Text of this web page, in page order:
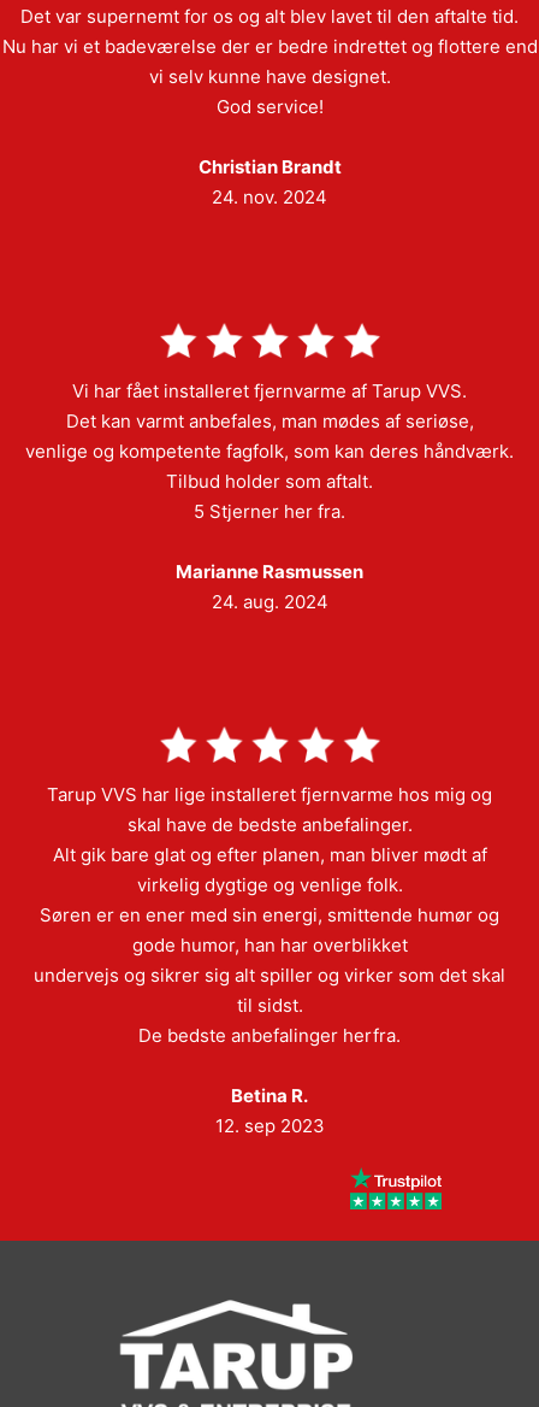
Det var supernemt for os og alt blev lavet til den aftalte tid.
Nu har vi et badeværelse der er bedre indrettet og flottere end
vi selv kunne have designet.
God service!
Christian Brandt
24. nov. 2024
Vi har fået installeret fjernvarme af Tarup VVS.
Det kan varmt anbefales, man mødes af seriøse,
venlige og kompetente fagfolk, som kan deres håndværk.
Tilbud holder som aftalt.
5 Stjerner her fra.
Marianne Rasmussen
24. aug. 2024
Tarup VVS har lige installeret fjernvarme hos mig og
skal have de bedste anbefalinger.
Alt gik bare glat og efter planen, man bliver mødt af
virkelig dygtige og venlige folk.
Søren er en ener med sin energi, smittende humør og
gode humor, han har overblikket
undervejs og sikrer sig alt spiller og virker som det skal
til sidst.
De bedste anbefalinger herfra.
Betina R.
12. sep 2023